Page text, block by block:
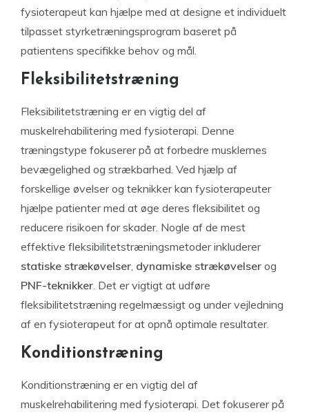
fysioterapeut kan hjælpe med at designe et individuelt
tilpasset styrketræningsprogram baseret på
patientens specifikke behov og mål.
Fleksibilitetstræning
Fleksibilitetstræning er en vigtig del af
muskelrehabilitering med fysioterapi. Denne
træningstype fokuserer på at forbedre musklernes
bevægelighed og strækbarhed. Ved hjælp af
forskellige øvelser og teknikker kan fysioterapeuter
hjælpe patienter med at øge deres fleksibilitet og
reducere risikoen for skader. Nogle af de mest
effektive fleksibilitetstræningsmetoder inkluderer
statiske strækøvelser, dynamiske strækøvelser og
PNF-teknikker. Det er vigtigt at udføre
fleksibilitetstræning regelmæssigt og under vejledning
af en fysioterapeut for at opnå optimale resultater.
Konditionstræning
Konditionstræning er en vigtig del af
muskelrehabilitering med fysioterapi. Det fokuserer på